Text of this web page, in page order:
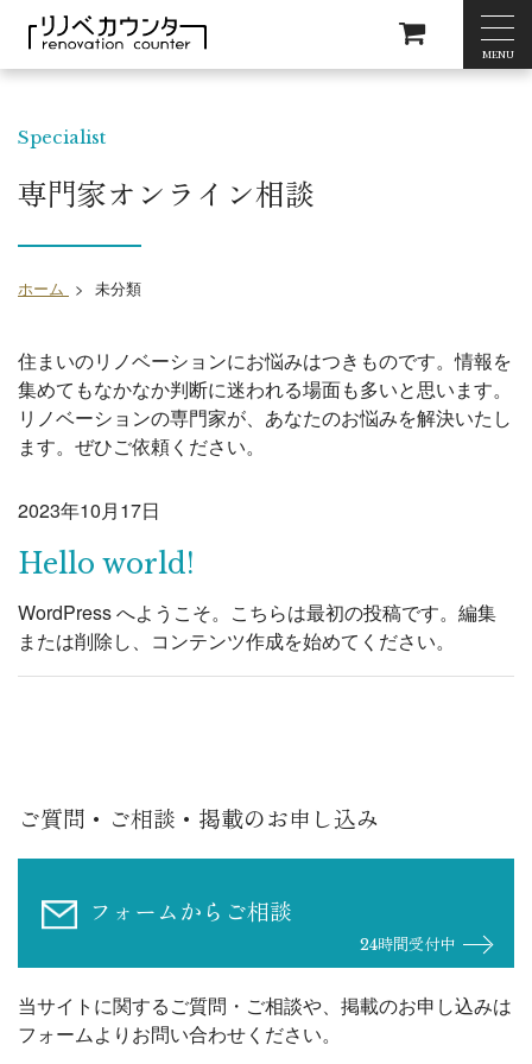
MENU
Specialist
専門家オンライン相談
ホーム > 未分類
住まいのリノベーションにお悩みはつきものです。情報を
集めてもなかなか判断に迷われる場面も多いと思います。
リノベーションの専門家が、あなたのお悩みを解決いたし
ます。ぜひご依頼ください。
2023年10月17日
Hello world!
WordPress へようこそ。こちらは最初の投稿です。編集
または削除し、コンテンツ作成を始めてください。
ご質問・ご相談・掲載のお申し込み
フォームからご相談
24時間受付中
当サイトに関するご質問・ご相談や、掲載のお申し込みは
フォームよりお問い合わせください。